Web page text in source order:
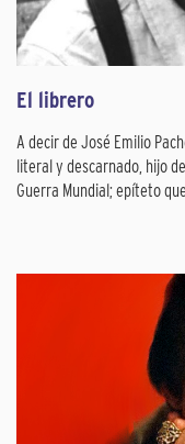
El librero
A decir de José Emilio
literal y descarnado, hijo
Guerra Mundial; epíteto